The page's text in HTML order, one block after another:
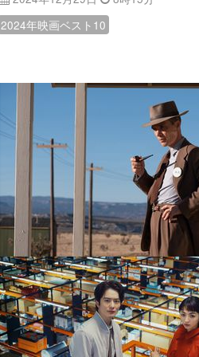
2024年映画ベスト10